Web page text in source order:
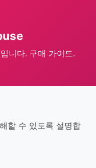
니다. 구매 가이드.
할 수 있도록 설명합